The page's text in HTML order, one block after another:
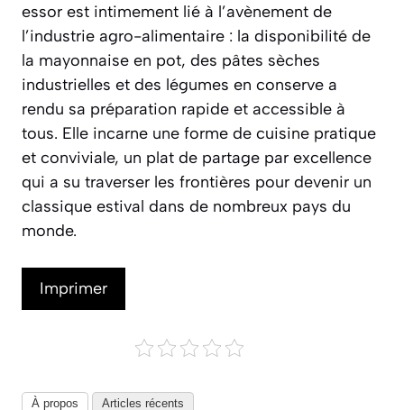
essor est intimement lié à l’avènement de
l’industrie agro-alimentaire : la disponibilité de
la mayonnaise en pot, des pâtes sèches
industrielles et des légumes en conserve a
rendu sa préparation rapide et accessible à
tous. Elle incarne une forme de cuisine pratique
et conviviale, un plat de partage par excellence
qui a su traverser les frontières pour devenir un
classique estival dans de nombreux pays du
monde.
Imprimer
À propos Articles récents